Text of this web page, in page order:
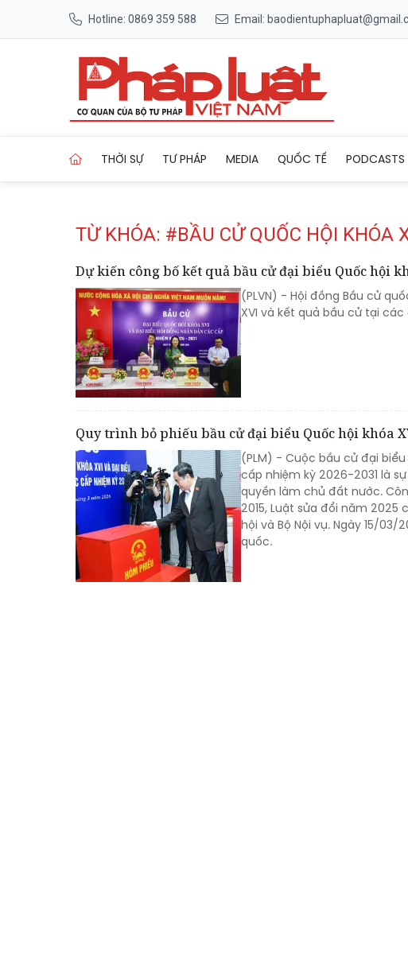
Hotline: 0869 359 588 Email:
THỜI SỰ TƯ PHÁP MEDIA QUỐC TẾ PODCASTS
TỪ KHÓA: #BẦU CỬ QUỐC HỘI KHÓA
Dự kiến công bố kết quả bầu cử đại biểu Quốc hội
(PLVN) - Hội đồng Bầu cử
XVI và kết quả bầu cử tại
Quy trình bỏ phiếu bầu cử đại biểu Quốc hội khóa
(PLM) - Cuộc bầu cử đại
cấp nhiệm kỳ 2026-2031 là
quyền làm chủ đất nước.
2015, Luật sửa đổi năm
hội và Bộ Nội vụ. Ngày 15/
quốc.